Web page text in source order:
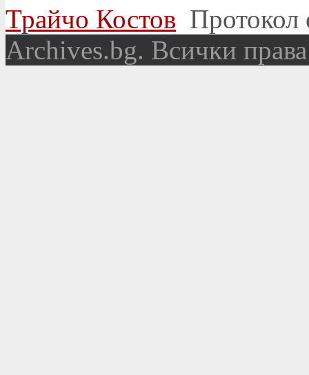
Трайчо Костов Протокол
Аrchives.bg. Всички права